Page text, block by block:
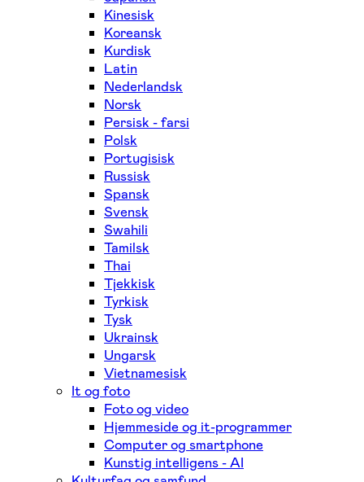
Kinesisk
Koreansk
Kurdisk
Latin
Nederlandsk
Norsk
Persisk - farsi
Polsk
Portugisisk
Russisk
Spansk
Svensk
Swahili
Tamilsk
Thai
Tjekkisk
Tyrkisk
Tysk
Ukrainsk
Ungarsk
Vietnamesisk
It og foto
Foto og video
Hjemmeside og it-programmer
Computer og smartphone
Kunstig intelligens - AI